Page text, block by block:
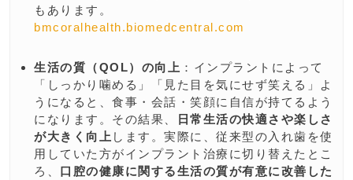
もあります。
bmcoralhealth.biomedcentral.com
生活の質（QOL）の向上 ：インプラントによって
「しっかり噛める」「見た目を気にせず笑える」よ
うになると、食事・会話・笑顔に自信が持てるよう
になります。その結果、
日常生活の快適さや楽しさ
が大きく向上 します。実際に、従来型の入れ歯を使
用していた方がインプラント治療に切り替えたとこ
ろ、 口腔の健康に関する生活の質が有意に改善した